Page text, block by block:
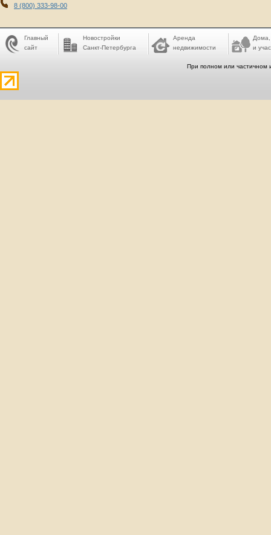
8 (800) 333-98-00
Главный
сайт
Новостройки
Санкт-Петербурга
Аренда
недвижимости
Дома,
и
При полном или частичном